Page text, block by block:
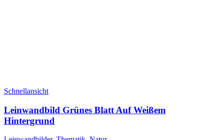
Schnellansicht
Leinwandbild Grünes Blatt Auf Weißem
Hintergrund